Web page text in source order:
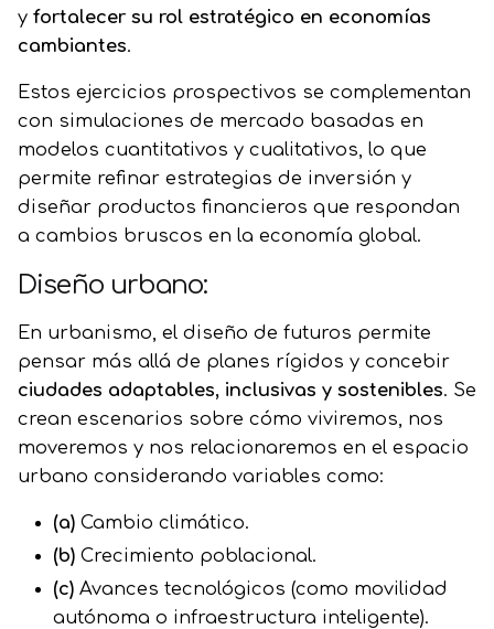
y fortalecer su rol estratégico en economías
cambiantes.
Estos ejercicios prospectivos se complementan
con simulaciones de mercado basadas en
modelos cuantitativos y cualitativos, lo que
permite refinar estrategias de inversión y
diseñar productos financieros que respondan
a cambios bruscos en la economía global.
Diseño urbano:
En urbanismo, el diseño de futuros permite
pensar más allá de planes rígidos y concebir
ciudades adaptables, inclusivas y sostenibles. Se
crean escenarios sobre cómo viviremos, nos
moveremos y nos relacionaremos en el espacio
urbano considerando variables como:
(a) Cambio climático.
(b) Crecimiento poblacional.
(c) Avances tecnológicos (como movilidad
autónoma o infraestructura inteligente).